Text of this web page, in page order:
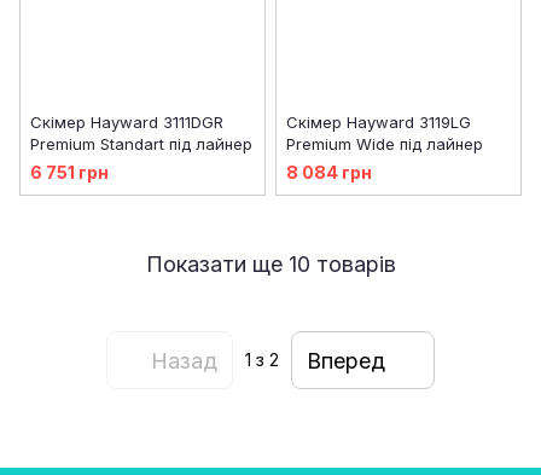
Скімер Hayward 3111DGR
Premium Standart під лайнер
6 751 грн
Скімер Hayward 3119LG
Premium Wide під лайнер
8 084 грн
Показати ще 10 товарів
Назад 1 з 2 Вперед